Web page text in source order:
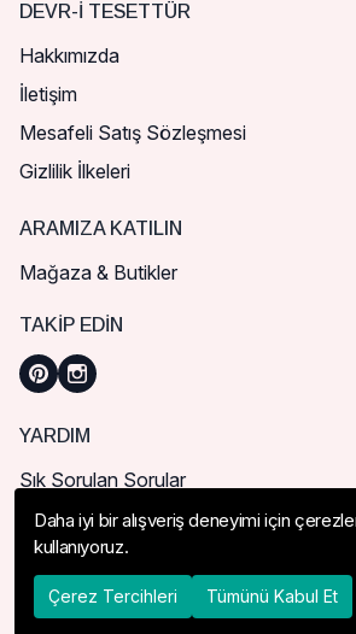
DEVR-I TESETTÜR
Hakkımızda
İletişim
Mesafeli Satış Sözleşmesi
Gizlilik İlkeleri
ARAMIZA KATILIN
Mağaza & Butikler
TAKIP EDIN
YARDIM
Sık Sorulan Sorular
Nasıl Sipariş Verebilirim?
Kargo ve Teslimat
İade, İptal ve Değişim
Daha iyi bir alışveriş deneyimi için
kullanıyoruz.
Çerez Tercihleri Tümünü Kabul Et